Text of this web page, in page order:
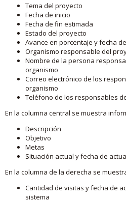
Tema del proyecto
Fecha de inicio
Fecha de fin estimada
Estado del proyecto
Avance en porcentaje y fecha
Organismo responsable del
Nombre de la persona
organismo
Correo electrónico de los
organismo
Teléfono de los responsables
En la columna central se muestra
Descripción
Objetivo
Metas
Situación actual y fecha de
En la columna de la derecha se
Cantidad de visitas y fecha de
sistema